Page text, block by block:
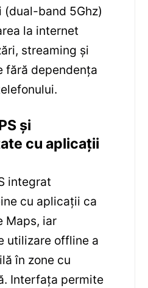
(dual-band 5Ghz)
la internet
streaming și
fără dependența
și
cu aplicații
integrat
cu aplicații ca
Maps, iar
utilizare offline a
în zone cu
Interfața permite